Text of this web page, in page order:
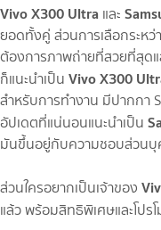
Vivo X300 Ultra และ
ยอดทั้งคู่ ส่วนการเลือกระห
ต้องการภาพถ่ายที่สวยที่สุดแ
ก็แนะนำเป็น Vivo X300
สำหรับการทำงาน มีปากกา S
อัปเดตที่แน่นอนแนะนำเป็น
มันขึ้นอยู่กับความชอบส่วนบุ
ส่วนใครอยากเป็นเจ้าของ
แล้ว พร้อมสิทธิพิเศษและโปร